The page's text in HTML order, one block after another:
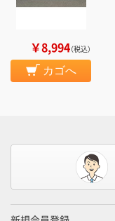
￥8,994（税込）
カゴへ